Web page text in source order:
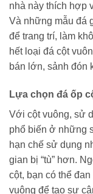
nhà này thích hợp
Và những mẫu đá
để trang trí, làm
hết loại đá cột
bán lớn, sảnh đón
Lựa chọn đá ốp
Với cột vuông, sử
phổ biến ở những
hạn chế sử dụng
gian bị “tù” hơn.
cột, bạn có thể
vuông để tạo sự